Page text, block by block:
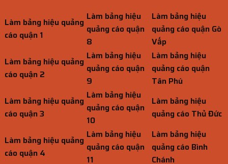
Làm bảng hiệu quảng
cáo quận 1
Làm bảng hiệu
quảng cáo quận
8
Làm bảng hiệu
quảng cáo quận Gò
Vấp
Làm bảng hiệu quảng
cáo quận 2
Làm bảng hiệu
quảng cáo quận
9
Làm bảng hiệu
quảng cáo quận
Tân Phú
Làm bảng hiệu quảng
cáo quận 3
Làm bảng hiệu
quảng cáo quận
10
Làm bảng hiệu
quảng cáo Thủ Đức
Làm bảng hiệu quảng
cáo quận 4
Làm bảng hiệu
quảng cáo quận
11
Làm bảng hiệu
quảng cáo Bình
Chánh